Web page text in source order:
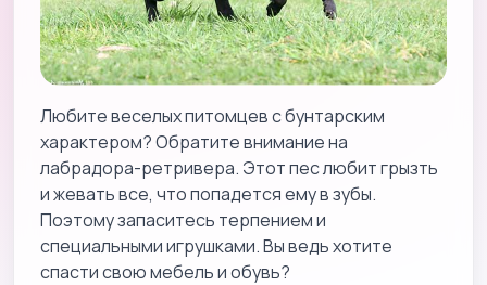
Любите веселых питомцев с бунтарским
характером? Обратите внимание на
лабрадора-ретривера. Этот пес любит грызть
и жевать все, что попадется ему в зубы.
Поэтому запаситесь терпением и
специальными игрушками. Вы ведь хотите
спасти свою мебель и обувь?